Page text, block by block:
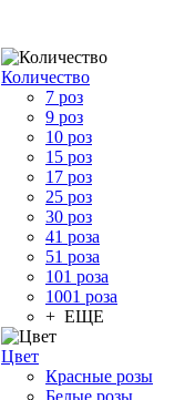
Количество
7 роз
9 роз
10 роз
15 роз
17 роз
25 роз
30 роз
41 роза
51 роза
101 роза
1001 роза
+ ЕЩЕ
Цвет
Красные розы
Белые розы